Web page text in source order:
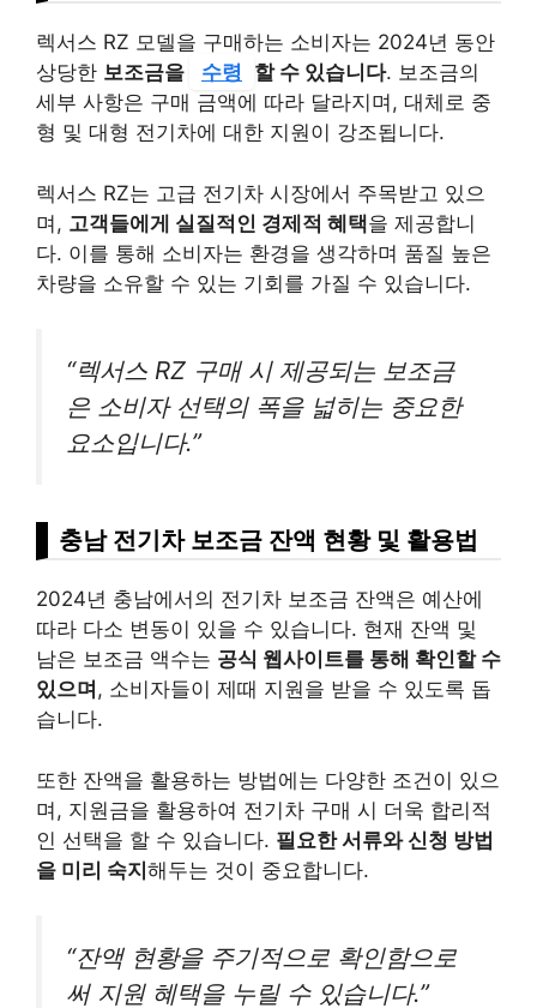
렉서스 RZ 모델을 구매하는 소비자는 2024년 동안
상당한 보조금을 수령 할 수 있습니다. 보조금의
세부 사항은 구매 금액에 따라 달라지며, 대체로 중
형 및 대형 전기차에 대한 지원이 강조됩니다.
렉서스 RZ는 고급 전기차 시장에서 주목받고 있으
며, 고객들에게 실질적인 경제적 혜택을 제공합니
다. 이를 통해 소비자는 환경을 생각하며 품질 높은
차량을 소유할 수 있는 기회를 가질 수 있습니다.
“렉서스 RZ 구매 시 제공되는 보조금
은 소비자 선택의 폭을 넓히는 중요한
요소입니다.”
충남 전기차 보조금 잔액 현황 및 활용법
2024년 충남에서의 전기차 보조금 잔액은 예산에
따라 다소 변동이 있을 수 있습니다. 현재 잔액 및
남은 보조금 액수는 공식 웹사이트를 통해 확인할 수
있으며 , 소비자들이 제때 지원을 받을 수 있도록 돕
습니다.
또한 잔액을 활용하는 방법에는 다양한 조건이 있으
며, 지원금을 활용하여 전기차 구매 시 더욱 합리적
인 선택을 할 수 있습니다. 필요한 서류와 신청 방법
을 미리 숙지해두는 것이 중요합니다.
“잔액 현황을 주기적으로 확인함으로
써 지원 혜택을 누릴 수 있습니다.”